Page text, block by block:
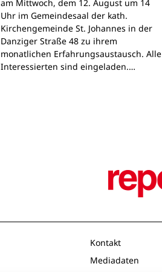
am Mittwoch, dem 12. August um 14
Uhr im Gemeindesaal der kath.
Kirchengemeinde St. Johannes in der
Danziger Straße 48 zu ihrem
monatlichen Erfahrungsaustausch. Alle
Interessierten sind eingeladen.…
Kontakt
Mediadaten